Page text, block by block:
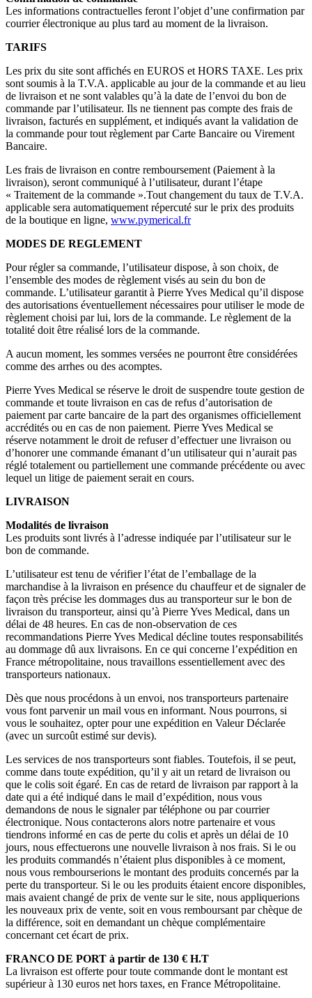
Les informations contractuelles feront l’objet d’une confirmation par
courrier électronique au plus tard au moment de la livraison.
TARIFS
Les prix du site sont affichés en EUROS et HORS TAXE. Les prix
sont soumis à la T.V.A. applicable au jour de la commande et au lieu
de livraison et ne sont valables qu’à la date de l’envoi du bon de
commande par l’utilisateur. Ils ne tiennent pas compte des frais de
livraison, facturés en supplément, et indiqués avant la validation de
la commande pour tout règlement par Carte Bancaire ou Virement
Bancaire.
Les frais de livraison en contre remboursement (Paiement à la
livraison), seront communiqué à l’utilisateur, durant l’étape
« Traitement de la commande ».Tout changement du taux de T.V.A.
applicable sera automatiquement répercuté sur le prix des produits
de la boutique en ligne, www.pymerical.fr
MODES DE REGLEMENT
Pour régler sa commande, l’utilisateur dispose, à son choix, de
l’ensemble des modes de règlement visés au sein du bon de
commande. L’utilisateur garantit à Pierre Yves Medical qu’il dispose
des autorisations éventuellement nécessaires pour utiliser le mode de
règlement choisi par lui, lors de la commande. Le règlement de la
totalité doit être réalisé lors de la commande.
A aucun moment, les sommes versées ne pourront être considérées
comme des arrhes ou des acomptes.
Pierre Yves Medical se réserve le droit de suspendre toute gestion de
commande et toute livraison en cas de refus d’autorisation de
paiement par carte bancaire de la part des organismes officiellement
accrédités ou en cas de non paiement. Pierre Yves Medical se
réserve notamment le droit de refuser d’effectuer une livraison ou
d’honorer une commande émanant d’un utilisateur qui n’aurait pas
réglé totalement ou partiellement une commande précédente ou avec
lequel un litige de paiement serait en cours.
LIVRAISON
Modalités de livraison
Les produits sont livrés à l’adresse indiquée par l’utilisateur sur le
bon de commande.
L’utilisateur est tenu de vérifier l’état de l’emballage de la
marchandise à la livraison en présence du chauffeur et de signaler de
façon très précise les dommages dus au transporteur sur le bon de
livraison du transporteur, ainsi qu’à Pierre Yves Medical, dans un
délai de 48 heures. En cas de non-observation de ces
recommandations Pierre Yves Medical décline toutes responsabilités
au dommage dû aux livraisons. En ce qui concerne l’expédition en
France métropolitaine, nous travaillons essentiellement avec des
transporteurs nationaux.
Dès que nous procédons à un envoi, nos transporteurs partenaire
vous font parvenir un mail vous en informant. Nous pourrons, si
vous le souhaitez, opter pour une expédition en Valeur Déclarée
(avec un surcoût estimé sur devis).
Les services de nos transporteurs sont fiables. Toutefois, il se peut,
comme dans toute expédition, qu’il y ait un retard de livraison ou
que le colis soit égaré. En cas de retard de livraison par rapport à la
date qui a été indiqué dans le mail d’expédition, nous vous
demandons de nous le signaler par téléphone ou par courrier
électronique. Nous contacterons alors notre partenaire et vous
tiendrons informé en cas de perte du colis et après un délai de 10
jours, nous effectuerons une nouvelle livraison à nos frais. Si le ou
les produits commandés n’étaient plus disponibles à ce moment,
nous vous rembourserions le montant des produits concernés par la
perte du transporteur. Si le ou les produits étaient encore disponibles,
mais avaient changé de prix de vente sur le site, nous appliquerions
les nouveaux prix de vente, soit en vous remboursant par chèque de
la différence, soit en demandant un chèque complémentaire
concernant cet écart de prix.
FRANCO DE PORT à partir de 130 € H.T
La livraison est offerte pour toute commande dont le montant est
supérieur à 130 euros net hors taxes, en France Métropolitaine.